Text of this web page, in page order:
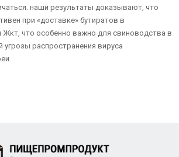
наши результаты доказывают, что
при «доставке» бутиратов в
что особенно важно для свиноводства в
угрозы распространения вируса